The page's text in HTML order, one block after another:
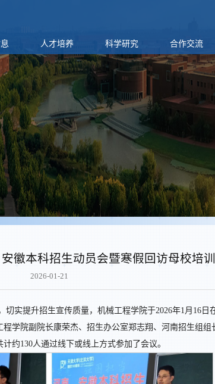
人才培养 科学研究 合作交流
徽本科招生动员会暨寒假回访母校培
2026-01-21
实提升招生宣传质量，机械工程学院于2026年1月16日
学院副院长康荣杰、招生办公室郑志翔、河南招生组组
约130人通过线下或线上方式参加了会议。